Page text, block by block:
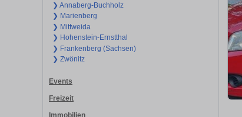
❯ Annaberg-Buchholz
❯ Marienberg
❯ Mittweida
❯ Hohenstein-Ernstthal
❯ Frankenberg (Sachsen)
❯ Zwönitz
Events
Freizeit
Immobilien